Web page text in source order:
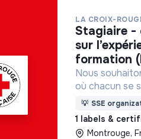
LA CROIX-
stagiaire - chargé(e) de projet
sur
formation
Nous
où chacun se
Pour cela,
des lieux
adaptés à
💡 SSE
1 labels &
Montrouge,